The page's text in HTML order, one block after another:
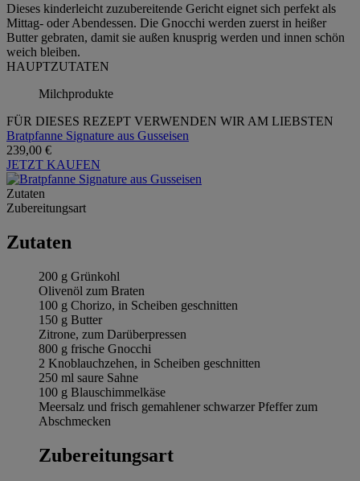
Dieses kinderleicht zuzubereitende Gericht eignet sich perfekt als
Mittag- oder Abendessen. Die Gnocchi werden zuerst in heißer
Butter gebraten, damit sie außen knusprig werden und innen schön
weich bleiben.
HAUPTZUTATEN
Milchprodukte
FÜR DIESES REZEPT VERWENDEN WIR AM LIEBSTEN
Bratpfanne Signature aus Gusseisen
239,00 €
JETZT KAUFEN
Zutaten
Zubereitungsart
Zutaten
200 g Grünkohl
Olivenöl zum Braten
100 g Chorizo, in Scheiben geschnitten
150 g Butter
Zitrone, zum Darüberpressen
800 g frische Gnocchi
2 Knoblauchzehen, in Scheiben geschnitten
250 ml saure Sahne
100 g Blauschimmelkäse
Meersalz und frisch gemahlener schwarzer Pfeffer zum
Abschmecken
Zubereitungsart